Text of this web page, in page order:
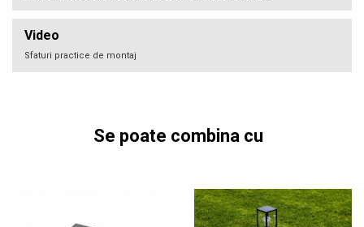
Video
Sfaturi practice de montaj
Se poate combina cu